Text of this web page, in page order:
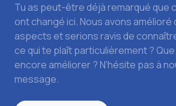
Tu as peut-être déjà remarqué que
ont changé ici. Nous avons amélioré
aspects et serions ravis de
ce qui te plaît particulièrement ?
encore améliorer ? N'hésite pas à
message.